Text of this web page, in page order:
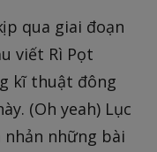
qua giai đoạn
viết Rì Pọt
kĩ thuật đông
(Oh yeah) Lục
những bài